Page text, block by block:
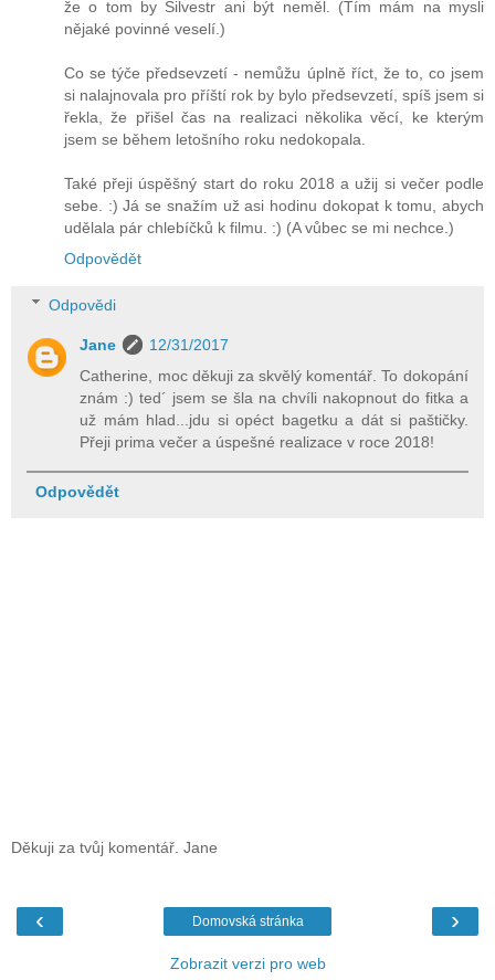
že o tom by Silvestr ani být neměl. (Tím mám na mysli
nějaké povinné veselí.)
Co se týče předsevzetí - nemůžu úplně říct, že to, co jsem
si nalajnovala pro příští rok by bylo předsevzetí, spíš jsem si
řekla, že přišel čas na realizaci několika věcí, ke kterým
jsem se během letošního roku nedokopala.
Také přeji úspěšný start do roku 2018 a užij si večer podle
sebe. :) Já se snažím už asi hodinu dokopat k tomu, abych
udělala pár chlebíčků k filmu. :) (A vůbec se mi nechce.)
Odpovědět
Odpovědi
Jane
12/31/2017
Catherine, moc děkuji za skvělý komentář. To dokopání
znám :) ted´ jsem se šla na chvíli nakopnout do fitka a
už mám hlad...jdu si opéct bagetku a dát si paštičky.
Přeji prima večer a úspešné realizace v roce 2018!
Odpovědět
Děkuji za tvůj komentář. Jane
‹ ›
Domovská stránka
Zobrazit verzi pro web